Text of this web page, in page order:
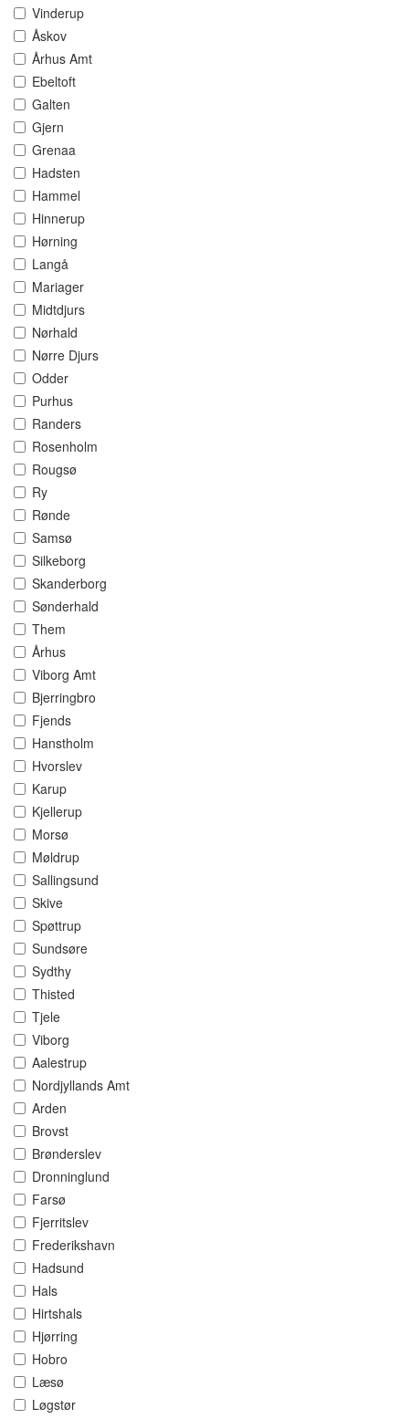
Vinderup
Åskov
Århus Amt
Ebeltoft
Galten
Gjern
Grenaa
Hadsten
Hammel
Hinnerup
Hørning
Langå
Mariager
Midtdjurs
Nørhald
Nørre Djurs
Odder
Purhus
Randers
Rosenholm
Rougsø
Ry
Rønde
Samsø
Silkeborg
Skanderborg
Sønderhald
Them
Århus
Viborg Amt
Bjerringbro
Fjends
Hanstholm
Hvorslev
Karup
Kjellerup
Morsø
Møldrup
Sallingsund
Skive
Spøttrup
Sundsøre
Sydthy
Thisted
Tjele
Viborg
Aalestrup
Nordjyllands Amt
Arden
Brovst
Brønderslev
Dronninglund
Farsø
Fjerritslev
Frederikshavn
Hadsund
Hals
Hirtshals
Hjørring
Hobro
Læsø
Løgstør